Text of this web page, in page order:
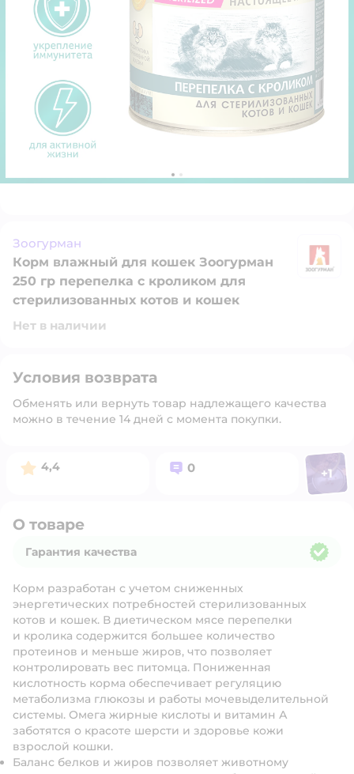
Зоогурман
Корм влажный для кошек Зоогурман
250 гр перепелка с кроликом для
стерилизованных котов и кошек
Нет в наличии
Условия возврата
Обменять или вернуть товар надлежащего качества
можно в течение 14 дней с момента покупки.
Рейтинг:
4,4 Вопросов:
0 Фото
+1
О товаре
Гарантия качества
Корм разработан с учетом сниженных
энергетических потребностей стерилизованных
котов и кошек. В диетическом мясе перепелки
и кролика содержится большее количество
протеинов и меньше жиров, что позволяет
контролировать вес питомца. Пониженная
кислотность корма обеспечивает регуляцию
метаболизма глюкозы и работы мочевыделительной
системы. Омега жирные кислоты и витамин А
заботятся о красоте шерсти и здоровье кожи
взрослой кошки.
Баланс белков и жиров позволяет животному